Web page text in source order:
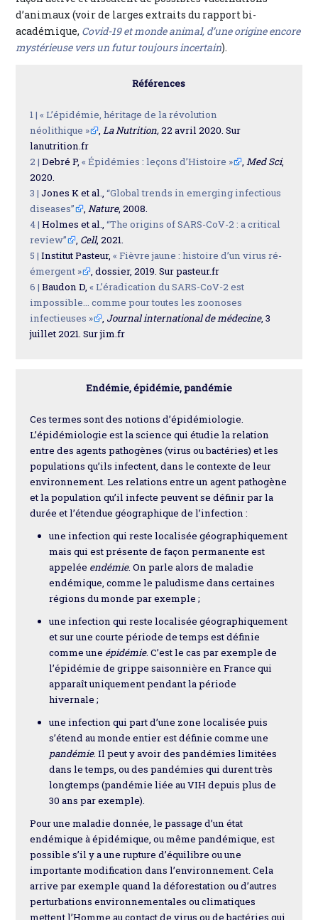
d’animaux (voir de larges extraits du rapport bi-
académique, Covid-19 et monde animal, d’une origine encore
mystérieuse vers un futur toujours incertain).
Références
1 | « L’épidémie, héritage de la révolution
néolithique »
,La Nutrition,22 avril 2020. Sur
lanutrition.fr
2 | Debré P,« Épidémies : leçons d’Histoire » ,Med Sci,
2020.
3 | Jones K et al.,“Global trends in emerging infectious
diseases”
,Nature, 2008.
4 | Holmes et al.,“The origins of SARS-CoV-2 : a critical
review”
, Cell, 2021.
5 | Institut Pasteur,« Fièvre jaune : histoire d’un virus ré-
émergent »
, dossier, 2019. Sur pasteur.fr
6 | Baudon D,« L’éradication du SARS-CoV-2 est
impossible… comme pour toutes les zoonoses
infectieuses »
, Journal international de médecine, 3
juillet 2021. Sur jim.fr
Endémie, épidémie, pandémie
Ces termes sont des notions d’épidémiologie.
L’épidémiologie est la science qui étudie la relation
entre des agents pathogènes (virus ou bactéries) et les
populations qu’ils infectent, dans le contexte de leur
environnement. Les relations entre un agent pathogène
et la population qu’il infecte peuvent se définir par la
durée et l’étendue géographique de l’infection :
une infection qui reste localisée géographiquement
mais qui est présente de façon permanente est
appelée endémie. On parle alors de maladie
endémique, comme le paludisme dans certaines
régions du monde par exemple ;
une infection qui reste localisée géographiquement
et sur une courte période de temps est définie
comme une épidémie. C’est le cas par exemple de
l’épidémie de grippe saisonnière en France qui
apparaît uniquement pendant la période
hivernale ;
une infection qui part d’une zone localisée puis
s’étend au monde entier est définie comme une
pandémie. Il peut y avoir des pandémies limitées
dans le temps, ou des pandémies qui durent très
longtemps (pandémie liée au VIH depuis plus de
30 ans par exemple).
Pour une maladie donnée, le passage d’un état
endémique à épidémique, ou même pandémique, est
possible s’il y a une rupture d’équilibre ou une
importante modification dans l’environnement. Cela
arrive par exemple quand la déforestation ou d’autres
perturbations environnementales ou climatiques
mettent l’Homme au contact de virus ou de bactéries qui